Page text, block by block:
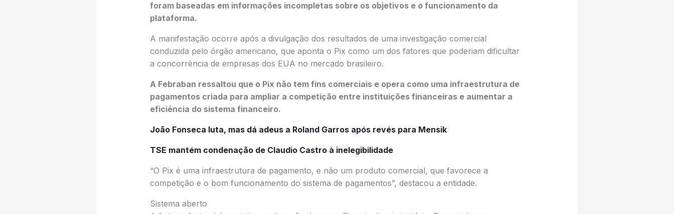
foram baseadas em informações incompletas sobre os objetivos e o funcionamento da
plataforma.
A manifestação ocorre após a divulgação dos resultados de uma investigação comercial
conduzida pelo órgão americano, que aponta o Pix como um dos fatores que poderiam dificultar
a concorrência de empresas dos EUA no mercado brasileiro.
A Febraban ressaltou que o Pix não tem fins comerciais e opera como uma infraestrutura de
pagamentos criada para ampliar a competição entre instituições financeiras e aumentar a
eficiência do sistema financeiro.
João Fonseca luta, mas dá adeus a Roland Garros após revés para Mensik
TSE mantém condenação de Claudio Castro à inelegibilidade
“O Pix é uma infraestrutura de pagamento, e não um produto comercial, que favorece a
competição e o bom funcionamento do sistema de pagamentos”, destacou a entidade.
Sistema aberto